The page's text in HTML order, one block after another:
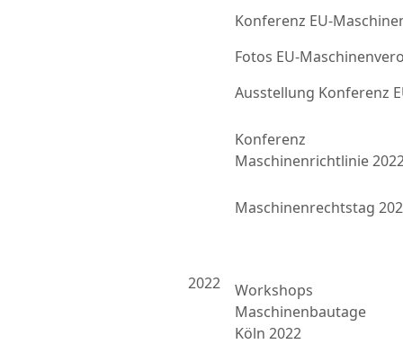
Konferenz EU-
Fotos EU-
Ausstellung Konferenz
2022
Konferenz
Maschinenrichtlinie
Maschinenrechtstag
Workshops
Maschinenbautage
Köln 2022